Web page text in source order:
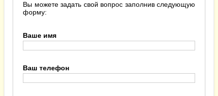
Вы можете задать свой вопрос заполнив следующую
форму:
Ваше имя
Ваш телефон